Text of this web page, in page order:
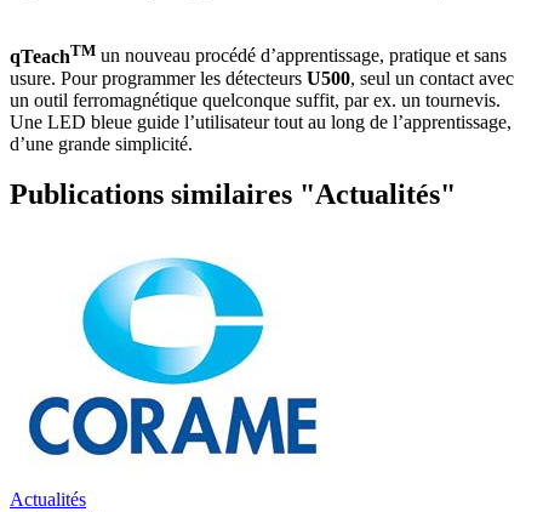
qTeachTM un nouveau procédé d’apprentissage, pratique et sans
usure. Pour programmer les détecteurs U500, seul un contact avec
un outil ferromagnétique quelconque suffit, par ex. un tournevis.
Une LED bleue guide l’utilisateur tout au long de l’apprentissage,
d’une grande simplicité.
Publications similaires "Actualités"
Actualités